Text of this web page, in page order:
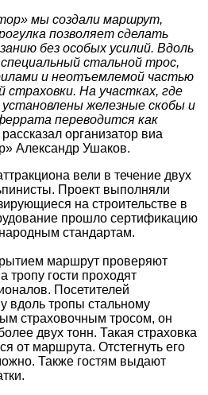
мы создали маршрут,
позволяет сделать
без особых усилий. Вдоль
стальной трос,
и неотъемлемой частью
На участках, где
железные скобы и
переводится как
организатор виа
Александр Ушаков.
вели в течение двух
Проект выполняли
на строительстве в
прошло сертификацию
стандартам.
маршрут проверяют
тропу гости проходят
Посетителей
вдоль тропы стальному
страховочным тросом, он
двух тонн. Такая страховка
от маршрута. Отстегнуть его
Также гостям выдают